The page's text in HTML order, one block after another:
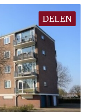
DELEN